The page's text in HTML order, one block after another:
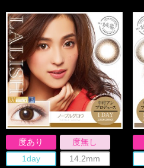
度あり
度無し
1day
14.2mm